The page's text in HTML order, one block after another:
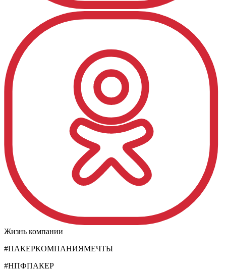
Жизнь компании
#ПАКЕРКОМПАНИЯМЕЧТЫ
#НПФПАКЕР